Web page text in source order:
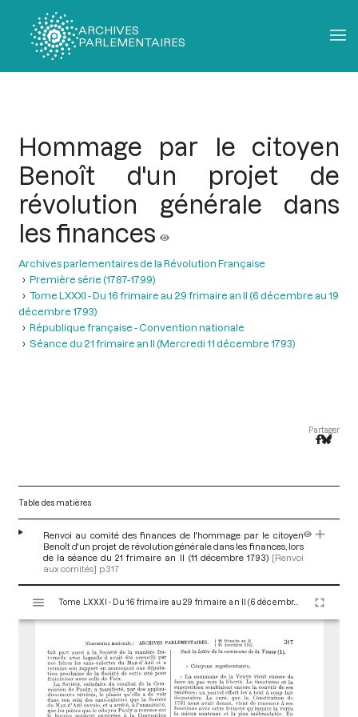
ARCHIVES
PARLEMENTAIRES
Hommage par le citoyen
Benoît d'un projet de
révolution générale dans
les finances
Archives parlementaires de la Révolution Française
Première série (1787-1799)
Tome LXXXI - Du 16 frimaire au 29 frimaire an II (6 décembre au 19
décembre 1793)
République française - Convention nationale
Séance du 21 frimaire an II (Mercredi 11 décembre 1793)
Partager
Table des matières
Renvoi au comité des finances de l'hommage par le citoyen
Benoît d'un projet de révolution générale dans les finances, lors
de la séance du 21 frimaire an II (11 décembre 1793) [Renvoi
aux comités] p.317
s
Tome LXXXI - Du 16 frimaire au 29 frimaire an II (6 décembre au 19 décembre 1793)